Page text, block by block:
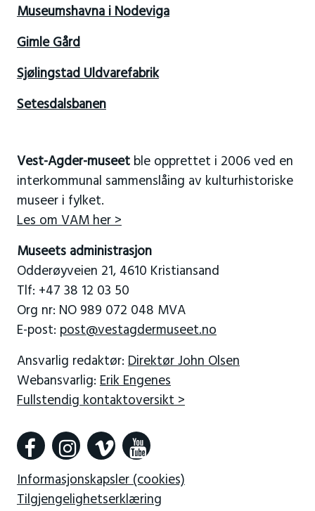
Museumshavna i Nodeviga
Gimle Gård
Sjølingstad Uldvarefabrik
Setesdalsbanen
Vest-Agder-museetble opprettet i 2006 ved en
interkommunal sammenslåing av kulturhistoriske
museer i fylket.
Les om VAM her >
Museets administrasjon
Odderøyveien 21, 4610 Kristiansand
Tlf: +47 38 12 03 50
Org nr: NO 989 072 048 MVA
E-post: post@vestagdermuseet.no
Ansvarlig redaktør: Direktør John Olsen
Webansvarlig: Erik Engenes
Fullstendig kontaktoversikt >
Informasjonskapsler (cookies)
Tilgjengelighetserklæring